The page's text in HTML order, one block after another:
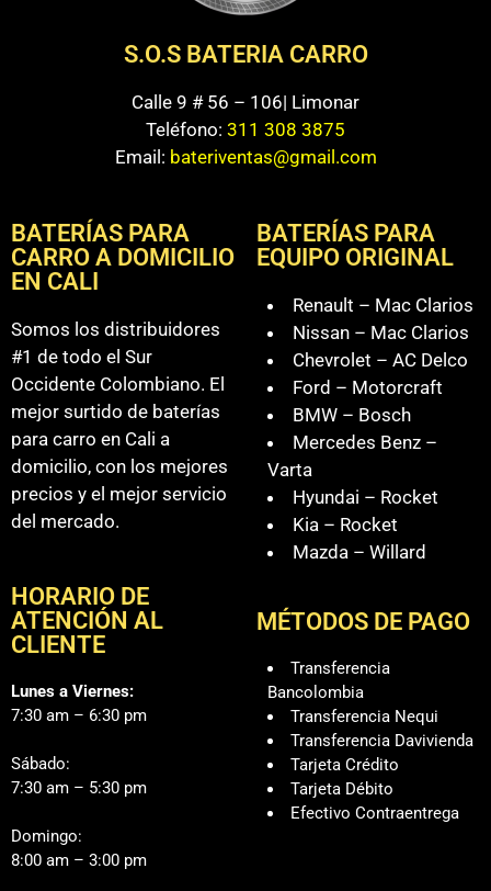
S.O.S BATERIA CARRO
Calle 9 # 56 – 106| Limonar
Teléfono: 311 308 3875
Email: bateriventas@gmail.com
BATERÍAS PARA
CARRO A DOMICILIO
EN CALI
Somos los distribuidores
#1 de todo el Sur
Occidente Colombiano. El
mejor surtido de baterías
para carro en Cali a
domicilio, con los mejores
precios y el mejor servicio
del mercado.
HORARIO DE
ATENCIÓN AL
CLIENTE
Lunes a Viernes:
7:30 am – 6:30 pm
Sábado:
7:30 am – 5:30 pm
Domingo:
8:00 am – 3:00 pm
BATERÍAS PARA
EQUIPO ORIGINAL
Renault – Mac Clarios
Nissan – Mac Clarios
Chevrolet – AC Delco
Ford – Motorcraft
BMW – Bosch
Mercedes Benz –
Varta
Hyundai – Rocket
Kia – Rocket
Mazda – Willard
MÉTODOS DE PAGO
Transferencia
Bancolombia
Transferencia Nequi
Transferencia Davivienda
Tarjeta Crédito
Tarjeta Débito
Efectivo Contraentrega